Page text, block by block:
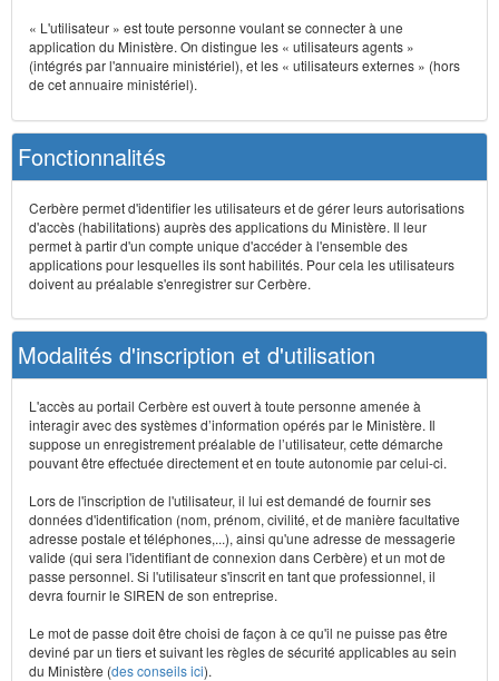
« L'utilisateur » est toute personne voulant se connecter à une
application du Ministère. On distingue les « utilisateurs agents »
(intégrés par l'annuaire ministériel), et les « utilisateurs externes » (hors
de cet annuaire ministériel).
Fonctionnalités
Cerbère permet d'identifier les utilisateurs et de gérer leurs autorisations
d'accès (habilitations) auprès des applications du Ministère. Il leur
permet à partir d'un compte unique d'accéder à l'ensemble des
applications pour lesquelles ils sont habilités. Pour cela les utilisateurs
doivent au préalable s'enregistrer sur Cerbère.
Modalités d'inscription et d'utilisation
L'accès au portail Cerbère est ouvert à toute personne amenée à
interagir avec des systèmes d’information opérés par le Ministère. Il
suppose un enregistrement préalable de l’utilisateur, cette démarche
pouvant être effectuée directement et en toute autonomie par celui-ci.
Lors de l'inscription de l'utilisateur, il lui est demandé de fournir ses
données d'identification (nom, prénom, civilité, et de manière facultative
adresse postale et téléphones,...), ainsi qu'une adresse de messagerie
valide (qui sera l'identifiant de connexion dans Cerbère) et un mot de
passe personnel. Si l'utilisateur s'inscrit en tant que professionnel, il
devra fournir le SIREN de son entreprise.
Le mot de passe doit être choisi de façon à ce qu'il ne puisse pas être
deviné par un tiers et suivant les règles de sécurité applicables au sein
du Ministère (des conseils ici).